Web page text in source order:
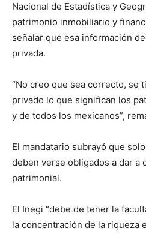
Nacional de Estadística y
patrimonio inmobiliario y
señalar que esa información
privada.
“No creo que sea correcto, se
privado lo que significan los
y de todos los mexicanos”,
El mandatario subrayó que
deben verse obligados a dar a
patrimonial.
El Inegi “debe de tener la
la concentración de la riqueza